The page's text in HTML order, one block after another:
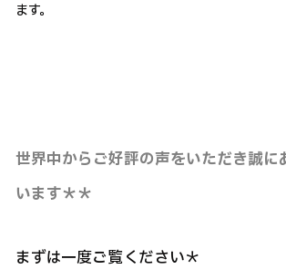
ます。
世界中からご好評の声をいただき誠に
います＊＊
まずは一度ご覧ください＊